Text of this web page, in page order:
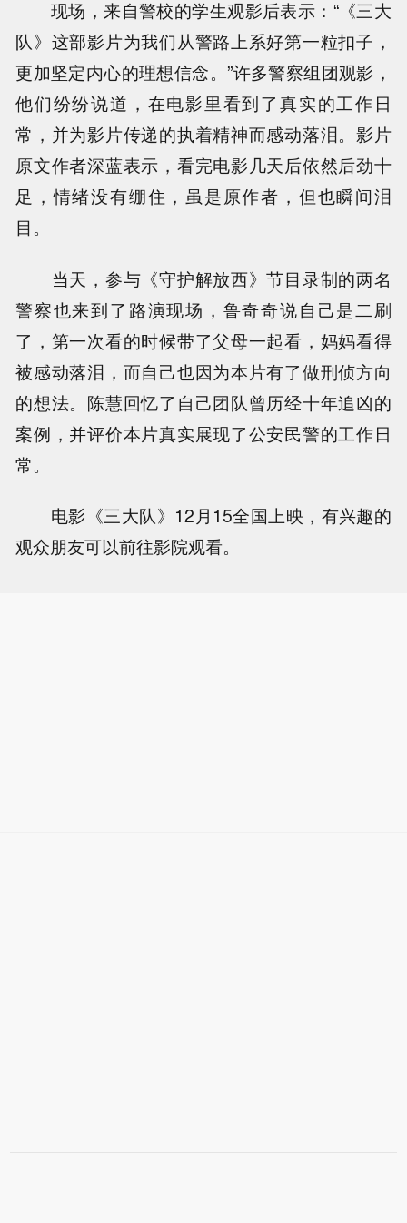
现场，来自警校的学生观影后表示：“《三大
队》这部影片为我们从警路上系好第一粒扣子，
更加坚定内心的理想信念。”许多警察组团观影，
他们纷纷说道，在电影里看到了真实的工作日
常，并为影片传递的执着精神而感动落泪。影片
原文作者深蓝表示，看完电影几天后依然后劲十
足，情绪没有绷住，虽是原作者，但也瞬间泪
目。
当天，参与《守护解放西》节目录制的两名
警察也来到了路演现场，鲁奇奇说自己是二刷
了，第一次看的时候带了父母一起看，妈妈看得
被感动落泪，而自己也因为本片有了做刑侦方向
的想法。陈慧回忆了自己团队曾历经十年追凶的
案例，并评价本片真实展现了公安民警的工作日
常。
电影《三大队》12月15全国上映，有兴趣的
观众朋友可以前往影院观看。